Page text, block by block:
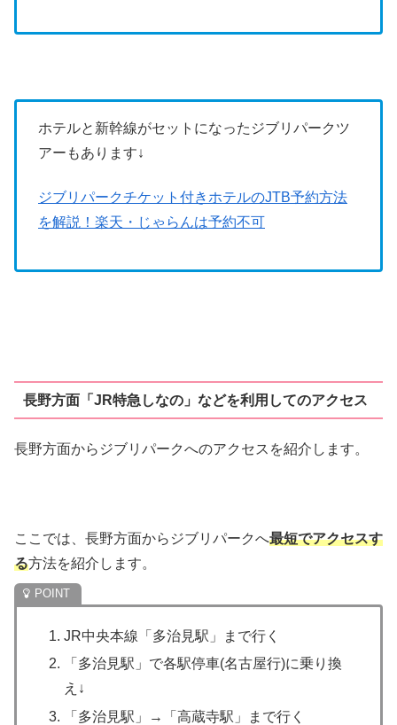
ホテルと新幹線がセットになったジブリパークツ
アーもあります↓
ジブリパークチケット付きホテルのJTB予約方法
を解説！楽天・じゃらんは予約不可
長野方面「JR特急しなの」などを利用してのアクセス
長野方面からジブリパークへのアクセスを紹介します。
ここでは、長野方面からジブリパークへ最短でアクセスす
る方法を紹介します。
JR中央本線「多治見駅」まで行く
「多治見駅」で各駅停車(名古屋行)に乗り換
え↓
「多治見駅」→「高蔵寺駅」まで行く